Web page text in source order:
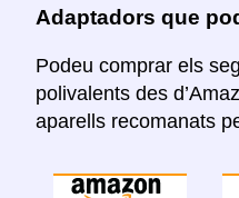
Adaptadors que
Podeu comprar els
polivalents des
aparells recomanats